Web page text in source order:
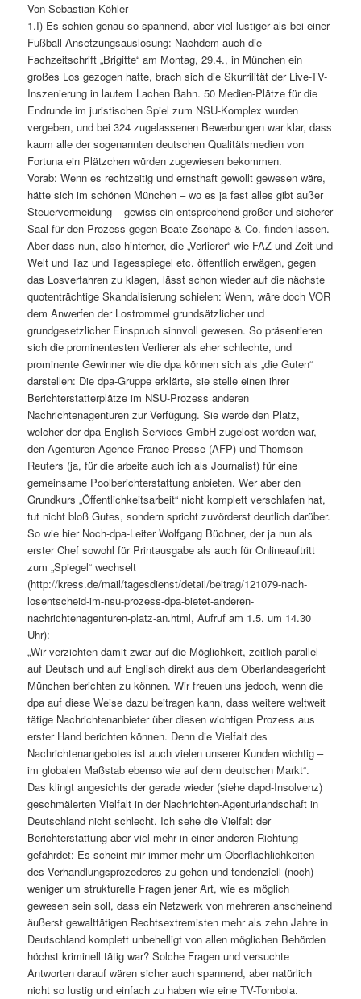
Von Sebastian Köhler
1.I) Es schien genau so spannend, aber viel lustiger als bei einer
Fußball-Ansetzungsauslosung: Nachdem auch die
Fachzeitschrift „Brigitte“ am Montag, 29.4., in München ein
großes Los gezogen hatte, brach sich die Skurrilität der Live-TV-
Inszenierung in lautem Lachen Bahn. 50 Medien-Plätze für die
Endrunde im juristischen Spiel zum NSU-Komplex wurden
vergeben, und bei 324 zugelassenen Bewerbungen war klar, dass
kaum alle der sogenannten deutschen Qualitätsmedien von
Fortuna ein Plätzchen würden zugewiesen bekommen.
Vorab: Wenn es rechtzeitig und ernsthaft gewollt gewesen wäre,
hätte sich im schönen München – wo es ja fast alles gibt außer
Steuervermeidung – gewiss ein entsprechend großer und sicherer
Saal für den Prozess gegen Beate Zschäpe & Co. finden lassen.
Aber dass nun, also hinterher, die „Verlierer“ wie FAZ und Zeit und
Welt und Taz und Tagesspiegel etc. öffentlich erwägen, gegen
das Losverfahren zu klagen, lässt schon wieder auf die nächste
quotenträchtige Skandalisierung schielen: Wenn, wäre doch VOR
dem Anwerfen der Lostrommel grundsätzlicher und
grundgesetzlicher Einspruch sinnvoll gewesen. So präsentieren
sich die prominentesten Verlierer als eher schlechte, und
prominente Gewinner wie die dpa können sich als „die Guten“
darstellen: Die dpa-Gruppe erklärte, sie stelle einen ihrer
Berichterstatterplätze im NSU-Prozess anderen
Nachrichtenagenturen zur Verfügung. Sie werde den Platz,
welcher der dpa English Services GmbH zugelost worden war,
den Agenturen Agence France-Presse (AFP) und Thomson
Reuters (ja, für die arbeite auch ich als Journalist) für eine
gemeinsame Poolberichterstattung anbieten. Wer aber den
Grundkurs „Öffentlichkeitsarbeit“ nicht komplett verschlafen hat,
tut nicht bloß Gutes, sondern spricht zuvörderst deutlich darüber.
So wie hier Noch-dpa-Leiter Wolfgang Büchner, der ja nun als
erster Chef sowohl für Printausgabe als auch für Onlineauftritt
zum „Spiegel“ wechselt
(http://kress.de/mail/tagesdienst/detail/beitrag/121079-nach-
losentscheid-im-nsu-prozess-dpa-bietet-anderen-
nachrichtenagenturen-platz-an.html, Aufruf am 1.5. um 14.30
Uhr):
„Wir verzichten damit zwar auf die Möglichkeit, zeitlich parallel
auf Deutsch und auf Englisch direkt aus dem Oberlandesgericht
München berichten zu können. Wir freuen uns jedoch, wenn die
dpa auf diese Weise dazu beitragen kann, dass weitere weltweit
tätige Nachrichtenanbieter über diesen wichtigen Prozess aus
erster Hand berichten können. Denn die Vielfalt des
Nachrichtenangebotes ist auch vielen unserer Kunden wichtig –
im globalen Maßstab ebenso wie auf dem deutschen Markt“.
Das klingt angesichts der gerade wieder (siehe dapd-Insolvenz)
geschmälerten Vielfalt in der Nachrichten-Agenturlandschaft in
Deutschland nicht schlecht. Ich sehe die Vielfalt der
Berichterstattung aber viel mehr in einer anderen Richtung
gefährdet: Es scheint mir immer mehr um Oberflächlichkeiten
des Verhandlungsprozederes zu gehen und tendenziell (noch)
weniger um strukturelle Fragen jener Art, wie es möglich
gewesen sein soll, dass ein Netzwerk von mehreren anscheinend
äußerst gewalttätigen Rechtsextremisten mehr als zehn Jahre in
Deutschland komplett unbehelligt von allen möglichen Behörden
höchst kriminell tätig war? Solche Fragen und versuchte
Antworten darauf wären sicher auch spannend, aber natürlich
nicht so lustig und einfach zu haben wie eine TV-Tombola.